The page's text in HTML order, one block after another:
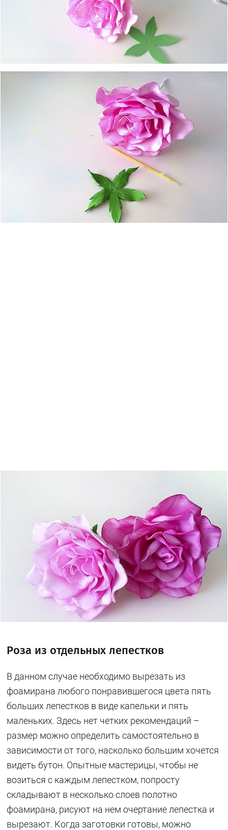
Роза из отдельных лепестков
В данном случае необходимо вырезать из
фоамирана любого понравившегося цвета пять
больших лепестков в виде капельки и пять
маленьких. Здесь нет четких рекомендаций –
размер можно определить самостоятельно в
зависимости от того, насколько большим хочется
видеть бутон. Опытные мастерицы, чтобы не
возиться с каждым лепестком, попросту
складывают в несколько слоев полотно
фоамирана, рисуют на нем очертание лепестка и
вырезают. Когда заготовки готовы, можно